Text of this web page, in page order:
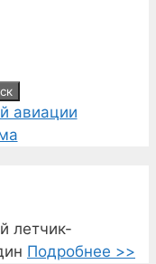
летчик-
Подробнее >>